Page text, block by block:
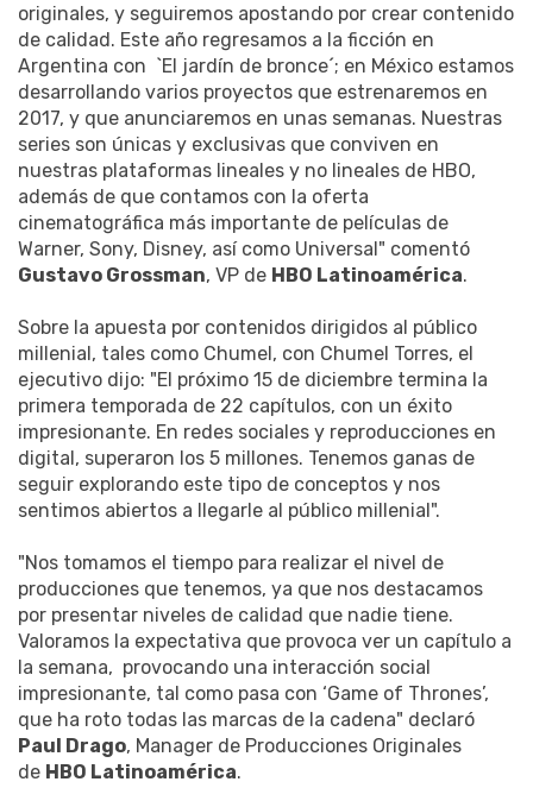
originales, y seguiremos apostando por crear contenido
de calidad. Este año regresamos a la ficción en
Argentina con `El jardín de bronce´; en México estamos
desarrollando varios proyectos que estrenaremos en
2017, y que anunciaremos en unas semanas. Nuestras
series son únicas y exclusivas que conviven en
nuestras plataformas lineales y no lineales de HBO,
además de que contamos con la oferta
cinematográfica más importante de películas de
Warner, Sony, Disney, así como Universal" comentó
Gustavo Grossman, VP de HBO Latinoamérica.
Sobre la apuesta por contenidos dirigidos al público
millenial, tales como Chumel, con Chumel Torres, el
ejecutivo dijo: "El próximo 15 de diciembre termina la
primera temporada de 22 capítulos, con un éxito
impresionante. En redes sociales y reproducciones en
digital, superaron los 5 millones. Tenemos ganas de
seguir explorando este tipo de conceptos y nos
sentimos abiertos a llegarle al público millenial".
"Nos tomamos el tiempo para realizar el nivel de
producciones que tenemos, ya que nos destacamos
por presentar niveles de calidad que nadie tiene.
Valoramos la expectativa que provoca ver un capítulo a
la semana, provocando una interacción social
impresionante, tal como pasa con ‘Game of Thrones’,
que ha roto todas las marcas de la cadena" declaró
Paul Drago, Manager de Producciones Originales
de HBO Latinoamérica.